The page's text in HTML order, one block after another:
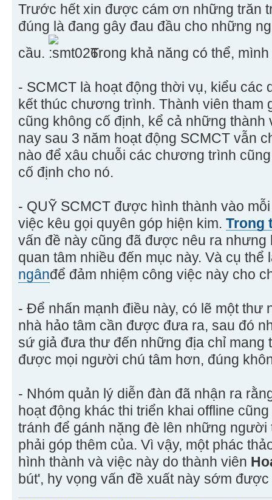
Trước hết xin được cám ơn những trăn
đúng là đang gây đau đầu cho những
cầu.
Trong khả năng có thể,
- SCMCT là hoạt động thời vụ, kiểu các
kết thúc chương trình. Thành viên tham
cũng không cố định, kể cả những thành
nay sau 3 năm hoạt động SCMCT vẫn
nào để xâu chuỗi các chương trình
cố định cho nó.
- QUỸ SCMCT được hình thành vào
việc kêu gọi quyên góp hiện kim. Trong
vấn đề này cũng đã được nêu ra
quan tâm nhiều đến mục này. Và cụ thể
ngânđể đảm nhiệm công việc này cho
- Để nhấn mạnh điều này, có lẽ một thư
nhà hảo tâm cần được đưa ra, sau đó
sứ giả đưa thư đến những địa chỉ mang
được mọi người chú tâm hơn, đúng
- Nhóm quản lý diễn đàn đã nhận ra
hoạt động khác thi triển khai offline
tránh để gánh nặng đè lên những
phải góp thêm của. Vì vậy, một phác
hình thành và việc này do thành viên
bút', hy vọng vấn đề xuất này sớm